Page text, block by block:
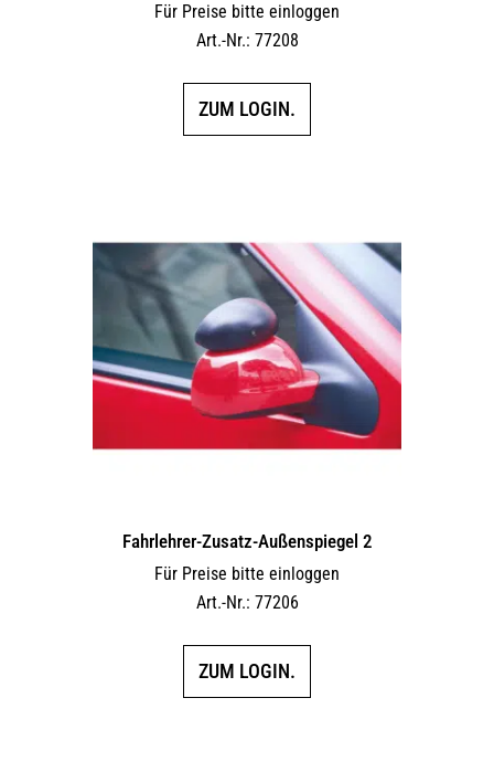
Für Preise bitte einloggen
Art.-Nr.: 77208
ZUM LOGIN.
Fahrlehrer-Zusatz-Außen­spiegel 2
Für Preise bitte einloggen
Art.-Nr.: 77206
ZUM LOGIN.